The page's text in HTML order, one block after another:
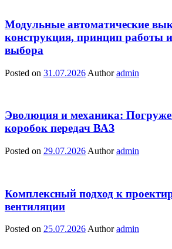
Модульные автоматические
конструкция, принцип работы
выбора
Posted on 31.07.2026 Author admin
Эволюция и механика:
коробок передач ВАЗ
Posted on 29.07.2026 Author admin
Комплексный подход к
вентиляции
Posted on 25.07.2026 Author admin